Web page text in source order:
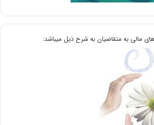
مالی به متقاضیان به شرح ذیل میباشد: